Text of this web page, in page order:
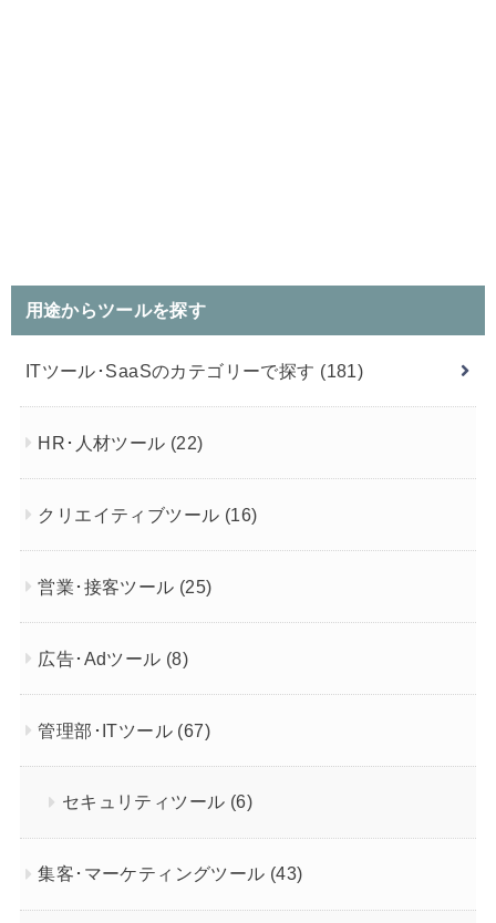
用途からツールを探す
ITツール･SaaSのカテゴリーで探す (181)
HR･人材ツール (22)
クリエイティブツール (16)
営業･接客ツール (25)
広告･Adツール (8)
管理部･ITツール (67)
セキュリティツール (6)
集客･マーケティングツール (43)